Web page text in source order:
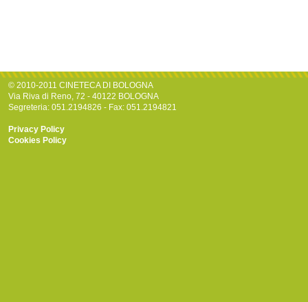
© 2010-2011 CINETECA DI BOLOGNA
Via Riva di Reno, 72 - 40122 BOLOGNA
Segreteria: 051.2194826 - Fax: 051.2194821
Privacy Policy
Cookies Policy